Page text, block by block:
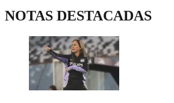
NOTAS DESTACADAS